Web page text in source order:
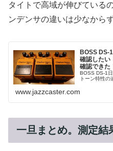
タイトで高域が伸びている
ンデンサの違いは少なから
BOSS DS-
確認したい
確認できた
BOSS DS-1
トーン特性の
www.jazzcaster.com
一旦まとめ。測定結